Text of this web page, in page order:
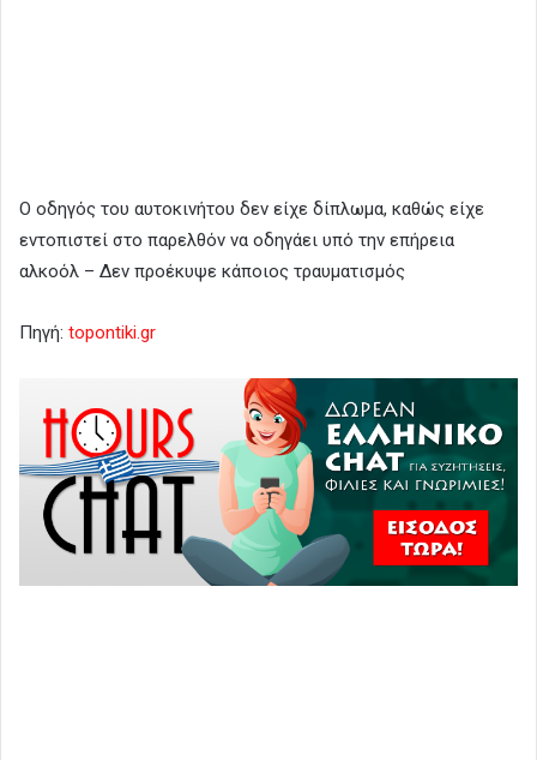
Ο οδηγός του αυτοκινήτου δεν είχε δίπλωμα, καθώς είχε
εντοπιστεί στο παρελθόν να οδηγάει υπό την επήρεια
αλκοόλ – Δεν προέκυψε κάποιος τραυματισμός
Πηγή: topontiki.gr